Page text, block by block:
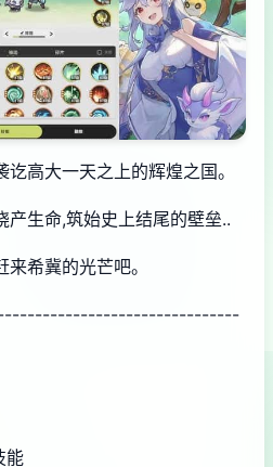
高大一天之上的辉煌之国。
产生命,筑始史上结尾的壁垒..
希冀的光芒吧。
能